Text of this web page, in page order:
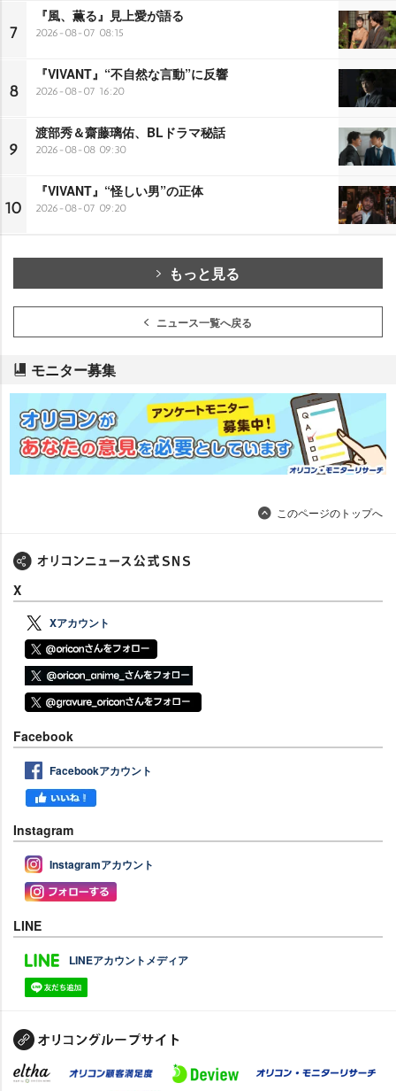
7
『風、薫る』見上愛が語る
2026-08-07 08:15
8
『VIVANT』“不自然な言動”に反響
2026-08-07 16:20
9
渡部秀＆齋藤璃佑、BLドラマ秘話
2026-08-08 09:30
10
『VIVANT』“怪しい男”の正体
2026-08-07 09:20
もっと見る
ニュース一覧へ戻る
モニター募集
このページのトップへ
X
Xアカウント
Facebook
Facebookアカウント
Instagram
Instagramアカウント
LINE
LINEアカウントメディア